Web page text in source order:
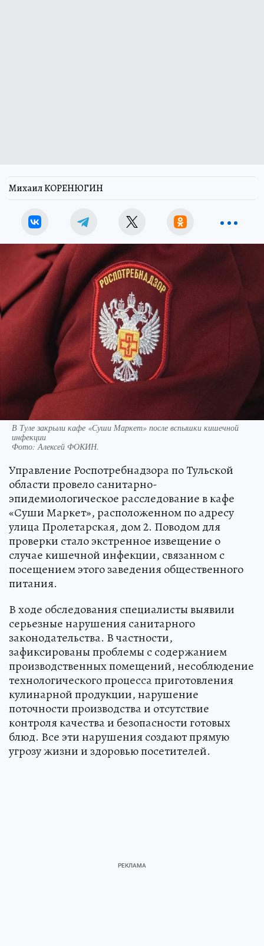
Михаил КОРЕНЮГИН
В Туле закрыли кафе «Суши Маркет» после вспышки кишечной
инфекции
Фото:Алексей ФОКИН.
Управление Роспотребнадзора по Тульской
области провело санитарно-
эпидемиологическое расследование в кафе
«Суши Маркет», расположенном по адресу
улица Пролетарская, дом 2. Поводом для
проверки стало экстренное извещение о
случае кишечной инфекции, связанном с
посещением этого заведения общественного
питания.
В ходе обследования специалисты выявили
серьезные нарушения санитарного
законодательства. В частности,
зафиксированы проблемы с содержанием
производственных помещений, несоблюдение
технологического процесса приготовления
кулинарной продукции, нарушение
поточности производства и отсутствие
контроля качества и безопасности готовых
блюд. Все эти нарушения создают прямую
угрозу жизни и здоровью посетителей.